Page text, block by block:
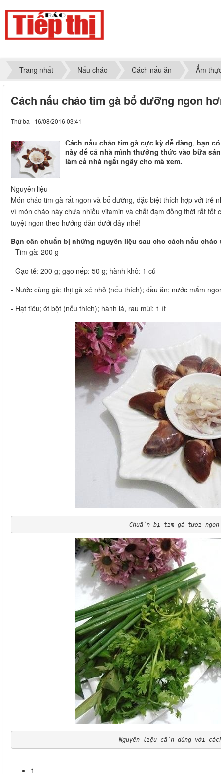
Trang nhất Nấu cháo Cách nấu ăn Ẩm
Cách nấu cháo tim gà bổ dưỡng ngon
Thứ ba - 16/08/2016 03:41
Cách nấu cháo tim gà cực kỳ dễ dàng, bạn
này để cả nhà mình thưởng thức vào bữa
làm cả nhà ngất ngây cho mà xem.
Nguyên liệu
Món cháo tim gà rất ngon và bổ dưỡng, đặc biệt thích hợp với trẻ
vì món cháo này chứa nhiều vitamin và chất đạm đồng thời rất tốt
tuyệt ngon theo hướng dẫn dưới đây nhé!
Bạn cần chuẩn bị những nguyên liệu sau cho cách nấu cháo
- Tim gà: 200 g
- Gạo tẻ: 200 g; gạo nếp: 50 g; hành khô: 1 củ
- Nước dùng gà; thịt gà xé nhỏ (nếu thích); dầu ăn; nước mắm
- Hạt tiêu; ớt bột (nếu thích); hành lá, rau mùi: 1 ít
Chuẩn bị tim gà tươi ngon
Nguyên liệu cần dùng với
1